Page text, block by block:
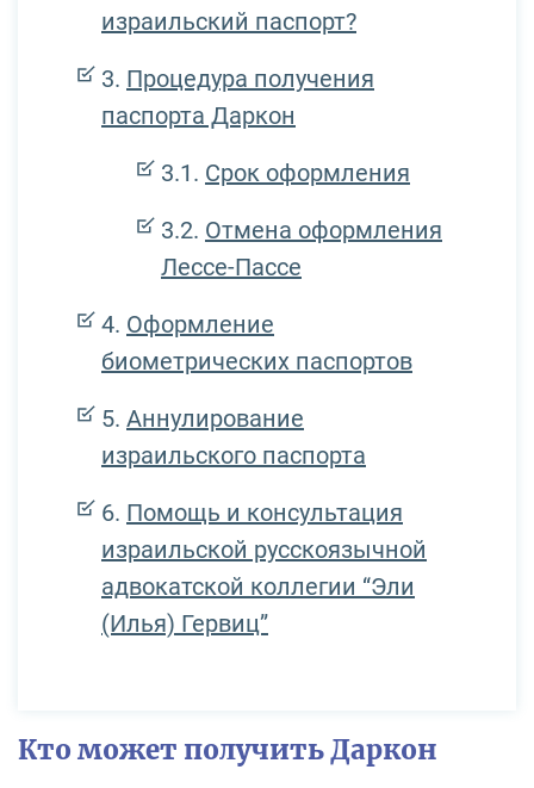
израильский паспорт?
Процедура получения
паспорта Даркон
Срок оформления
Отмена оформления
Лессе-Пассе
Оформление
биометрических паспортов
Аннулирование
израильского паспорта
Помощь и консультация
израильской русскоязычной
адвокатской коллегии “Эли
(Илья) Гервиц”
Кто может получить Даркон